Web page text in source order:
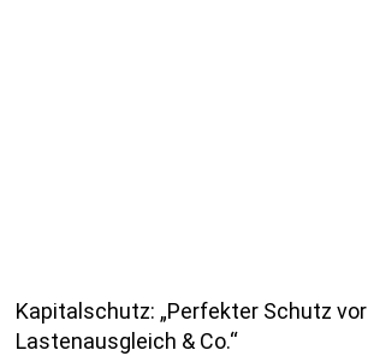
Kapitalschutz: „Perfekter Schutz vor
Lastenausgleich & Co.“